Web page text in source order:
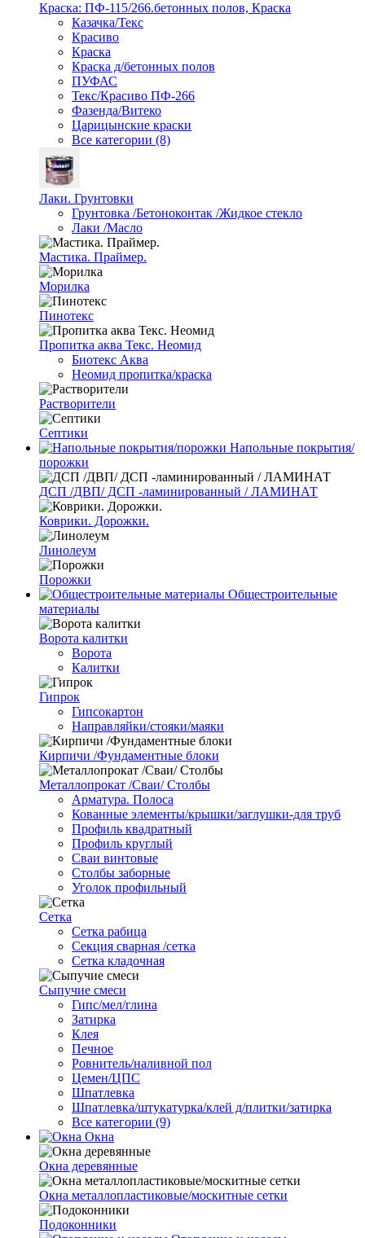
Краска: ПФ-115/266.бетонных полов, Краска
Казачка/Текс
Красиво
Краска
Краска д/бетонных полов
ПУФАС
Текс/Красиво ПФ-266
Фазенда/Витеко
Царицынские краски
Все категории (8)
Лаки. Грунтовки
Грунтовка /Бетоноконтак /Жидкое стекло
Лаки /Масло
Мастика. Праймер.
Морилка
Пинотекс
Пропитка аква Текс. Неомид
Биотекс Аква
Неомид пропитка/краска
Растворители
Септики
Напольные покрытия/
порожки
ДСП /ДВП/ ДСП -ламинированный / ЛАМИНАТ
Коврики. Дорожки.
Линолеум
Порожки
Общестроительные
материалы
Ворота калитки
Ворота
Калитки
Гипрок
Гипсокартон
Направляйки/стояки/маяки
Кирпичи /Фундаментные блоки
Металлопрокат /Сваи/ Столбы
Арматура. Полоса
Кованные элементы/крышки/заглушки-для труб
Профиль квадратный
Профиль круглый
Сваи винтовые
Столбы заборные
Уголок профильный
Сетка
Cетка рабица
Секция сварная /сетка
Сетка кладочная
Сыпучие смеси
Гипс/мел/глина
Затирка
Клея
Печное
Ровнитель/наливной пол
Цемен/ЦПС
Шпатлевка
Шпатлевка/штукатурка/клей д/плитки/затирка
Все категории (9)
Окна
Окна деревянные
Окна металлопластиковые/москитные сетки
Подоконники